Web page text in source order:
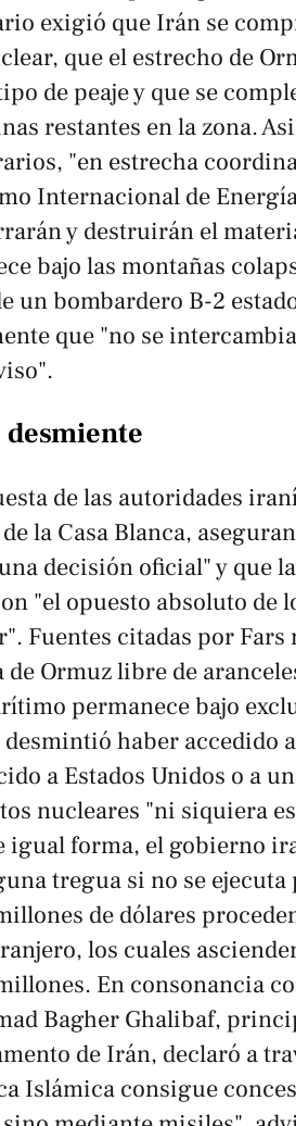
exigió que Irán se
que el estrecho de
de peaje y que se
restantes en la zona.
"en estrecha
Internacional de
y destruirán el
bajo las montañas
un bombardero B-2
que "no se
de las autoridades
la Casa Blanca,
decisión oficial" y que
"el opuesto absoluto de
Fuentes citadas por Fars
de Ormuz libre de
permanece bajo
haber accedido
a Estados Unidos o a
nucleares "ni siquiera
igual forma, el gobierno
tregua si no se
de dólares
los cuales
En consonancia
Bagher Ghalibaf,
de Irán, declaró a
Islámica consigue